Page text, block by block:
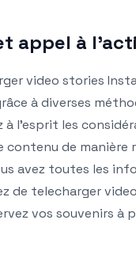
appel à
video stories
à diverses
à l’esprit les
contenu de manière
avez toutes les
de telecharger
vos souvenirs à